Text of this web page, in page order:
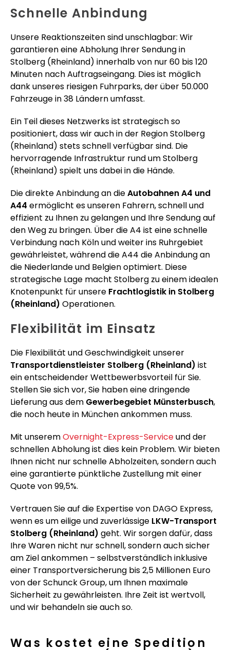
Schnelle Anbindung
Unsere Reaktionszeiten sind unschlagbar: Wir
garantieren eine Abholung Ihrer Sendung in
Stolberg (Rheinland) innerhalb von nur 60 bis 120
Minuten nach Auftragseingang. Dies ist möglich
dank unseres riesigen Fuhrparks, der über 50.000
Fahrzeuge in 38 Ländern umfasst.
Ein Teil dieses Netzwerks ist strategisch so
positioniert, dass wir auch in der Region Stolberg
(Rheinland) stets schnell verfügbar sind. Die
hervorragende Infrastruktur rund um Stolberg
(Rheinland) spielt uns dabei in die Hände.
Die direkte Anbindung an dieAutobahnen A4 und
A44 ermöglicht es unseren Fahrern, schnell und
effizient zu Ihnen zu gelangen und Ihre Sendung auf
den Weg zu bringen. Über die A4 ist eine schnelle
Verbindung nach Köln und weiter ins Ruhrgebiet
gewährleistet, während die A44 die Anbindung an
die Niederlande und Belgien optimiert. Diese
strategische Lage macht Stolberg zu einem idealen
Knotenpunkt für unsere Frachtlogistik in Stolberg
(Rheinland) Operationen.
Flexibilität im Einsatz
Die Flexibilität und Geschwindigkeit unserer
Transportdienstleister Stolberg (Rheinland) ist
ein entscheidender Wettbewerbsvorteil für Sie.
Stellen Sie sich vor, Sie haben eine dringende
Lieferung aus dem Gewerbegebiet Münsterbusch,
die noch heute in München ankommen muss.
Mit unseremOvernight-Express-Serviceund der
schnellen Abholung ist dies kein Problem. Wir bieten
Ihnen nicht nur schnelle Abholzeiten, sondern auch
eine garantierte pünktliche Zustellung mit einer
Quote von 99,5%.
Vertrauen Sie auf die Expertise von DAGO Express,
wenn es um eilige und zuverlässige LKW-Transport
Stolberg (Rheinland) geht. Wir sorgen dafür, dass
Ihre Waren nicht nur schnell, sondern auch sicher
am Ziel ankommen – selbstverständlich inklusive
einer Transportversicherung bis 2,5 Millionen Euro
von der Schunck Group, um Ihnen maximale
Sicherheit zu gewährleisten. Ihre Zeit ist wertvoll,
und wir behandeln sie auch so.
Was kostet eine Spedition